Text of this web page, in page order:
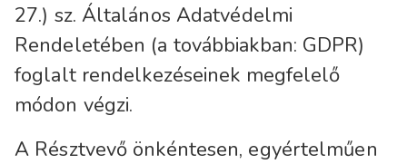
27.) sz. Általános Adatvédelmi
Rendeletében (a továbbiakban: GDPR)
foglalt rendelkezéseinek megfelelő
módon végzi.
A Résztvevő önkéntesen, egyértelműen